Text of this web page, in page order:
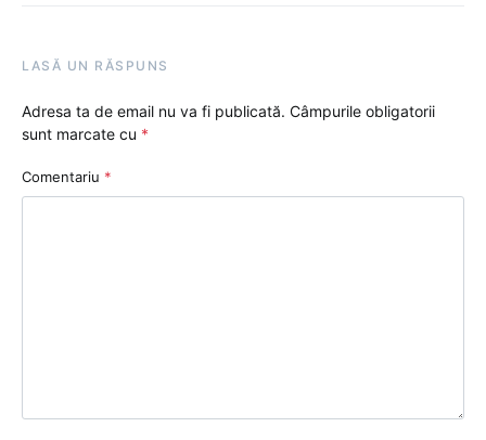
LASĂ UN RĂSPUNS
Adresa ta de email nu va fi publicată. Câmpurile obligatorii
sunt marcate cu *
Comentariu *